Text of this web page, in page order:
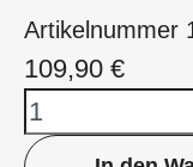
Artikelnummer
109,90 €